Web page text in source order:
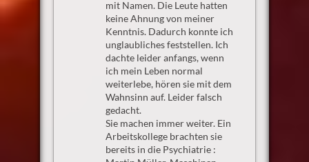
mit Namen. Die Leute hatten
keine Ahnung von meiner
Kenntnis. Dadurch konnte ich
unglaubliches feststellen. Ich
dachte leider anfangs, wenn
ich mein Leben normal
weiterlebe, hören sie mit dem
Wahnsinn auf. Leider falsch
gedacht.
Sie machen immer weiter. Ein
Arbeitskollege brachten sie
bereits in die Psychiatrie :